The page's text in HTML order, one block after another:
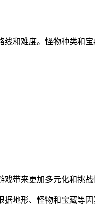
和难度。怪物种类和
带来更加多元化和挑战
地形、怪物和宝藏等